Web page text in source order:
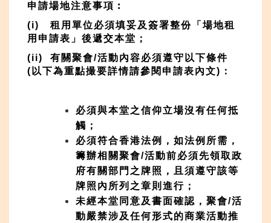
申請場地注意事項︰
(i) 租 用單位必須填妥及簽署整份「場地租
用申請表」後遞交本堂 ；
(ii) 有關聚會/活動內容必須遵守以下條件
(以下為重點撮要詳情請參閱申請表內文)：
必須與本堂之信仰立場沒有任何抵
觸；
必須符合香港法例，如法例所需，
籌辦相關聚會/活動前必須先領取政
府有關部門之牌照，且須遵守該等
牌照內所列之章則進行；
未經本堂同意及書面確認，聚會/活
動嚴禁涉及任何形式的商業活動推